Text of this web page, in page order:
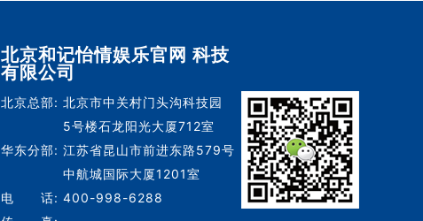
北京和记怡情娱乐官网 科技
有限公司
北京总部: 北京市中关村门头沟科技园
5号楼石龙阳光大厦712室
华东分部: 江苏省昆山市前进东路579号
中航城国际大厦1201室
电 话: 400-998-6288